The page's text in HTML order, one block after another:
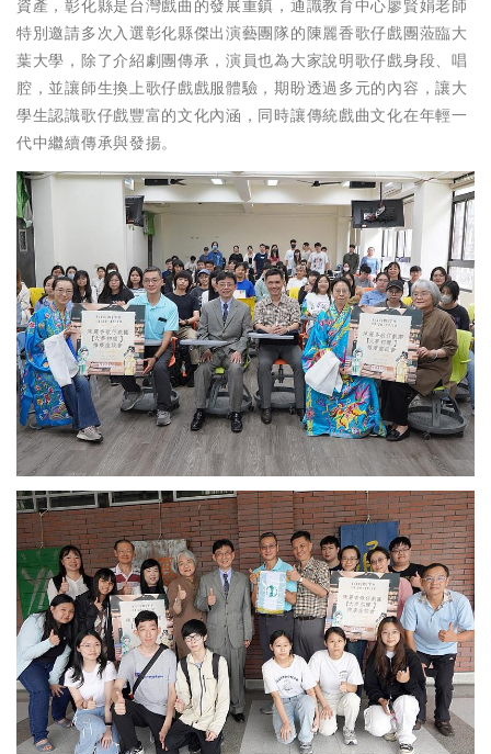
資產，彰化縣是台灣戲曲的發展重鎮，通識教育中心廖賢娟老師
特別邀請多次入選彰化縣傑出演藝團隊的陳麗香歌仔戲團蒞臨大
葉大學，除了介紹劇團傳承，演員也為大家說明歌仔戲身段、唱
腔，並讓師生換上歌仔戲戲服體驗，期盼透過多元的內容，讓大
學生認識歌仔戲豐富的文化內涵，同時讓傳統戲曲文化在年輕一
代中繼續傳承與發揚。